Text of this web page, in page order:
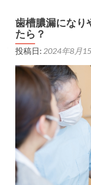
歯槽膿漏になり
たら？
投稿日: 2024年8月